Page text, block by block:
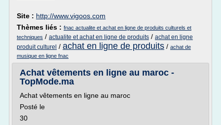
Site : http://www.vigoos.com
Thèmes liés : fnac actualite et achat en ligne de produits culturels et
techniques / actualite et achat en ligne de produits / achat en ligne
produit culturel / achat en ligne de produits / achat de
musique en ligne fnac
Achat vêtements en ligne au maroc -
TopMode.ma
Achat vêtements en ligne au maroc
Posté le
30